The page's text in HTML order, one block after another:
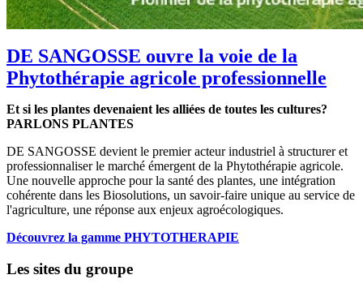
DE SANGOSSE ouvre la voie de la
Phytothérapie agricole professionnelle
Et si les plantes devenaient les alliées de toutes les cultures?
PARLONS PLANTES
DE SANGOSSE devient le premier acteur industriel à structurer et
professionnaliser le marché émergent de la Phytothérapie agricole.
Une nouvelle approche pour la santé des plantes, une intégration
cohérente dans les Biosolutions, un savoir-faire unique au service de
l'agriculture, une réponse aux enjeux agroécologiques.
Découvrez la gamme PHYTOTHERAPIE
Les sites du groupe